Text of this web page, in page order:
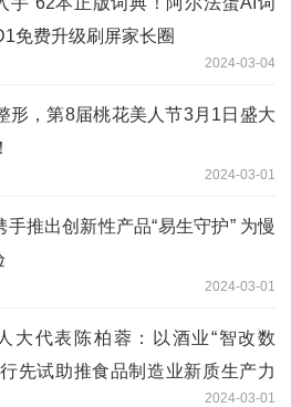
免费升级刷屏家长圈
2024-03-04
形，第8届桃花美人节3月1日盛大
2024-03-01
推出创新性产品“易生守护” 为慢
2024-03-01
大代表陈柏蓉：以酒业“智改数
先试助推食品制造业新质生产力
2024-03-01